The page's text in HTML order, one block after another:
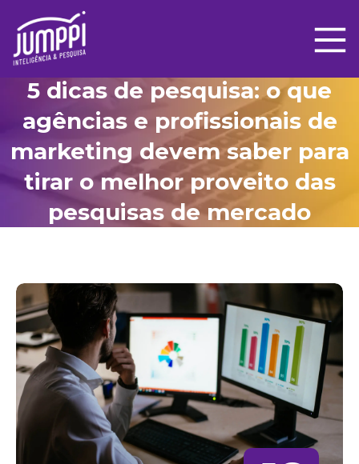
5 dicas de pesquisa: o que
agências e profissionais de
marketing devem saber para
tirar o melhor proveito das
pesquisas de mercado